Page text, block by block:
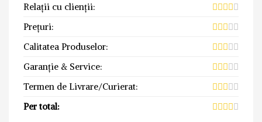
Relații cu clienții:
Prețuri:
Calitatea Produselor:
Garanție & Service:
Termen de Livrare/Curierat:
Per total: